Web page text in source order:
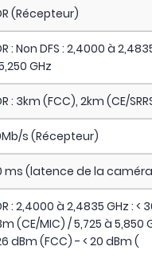
(Récepteur)
: Non DFS : 2,4000 à
GHz
: 3km (FCC), 2km (CE/
s (Récepteur)
ms (latence de la
: 2,4000 à 2,4835 GHz : <
(CE/MIC) / 5,725 à 5,850
dBm (FCC) - < 20 dBm (